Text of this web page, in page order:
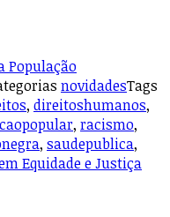
População
novidadesTags
, direitoshumanos,
, racismo,
, saudepublica,
Equidade e Justiça